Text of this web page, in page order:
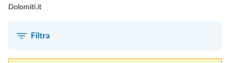
Dolomiti.it
Filtra